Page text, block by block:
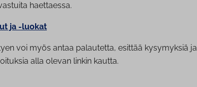
haettaessa.
ja -luokat
voi myös antaa palautetta, esittää kysymyksiä ja
alla olevan linkin kautta.